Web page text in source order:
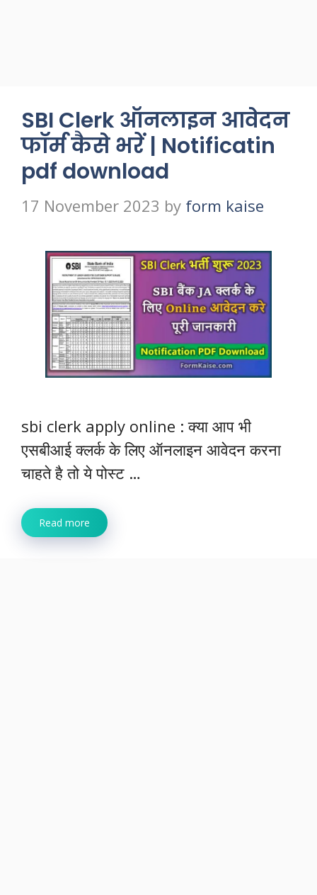
SBI Clerk ऑनलाइन आवेदन
फॉर्म कैसे भरें | Notificatin
pdf download
17 November 2023 by form kaise
sbi clerk apply online : क्या आप भी
एसबीआई क्लर्क के लिए ऑनलाइन आवेदन करना
चाहते है तो ये पोस्ट …
Read more